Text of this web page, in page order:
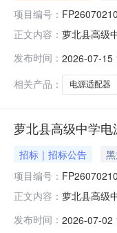
项目编号：
正文内容： 萝北县高级
内容：电源
时
发布时间： 2026-07-15
相关产品：
电源适配器
萝北县高级中学
招标｜招标公告
项目编号：
正文内容： 萝北县高级
殊标识品牌
发布时间： 2026-07-02